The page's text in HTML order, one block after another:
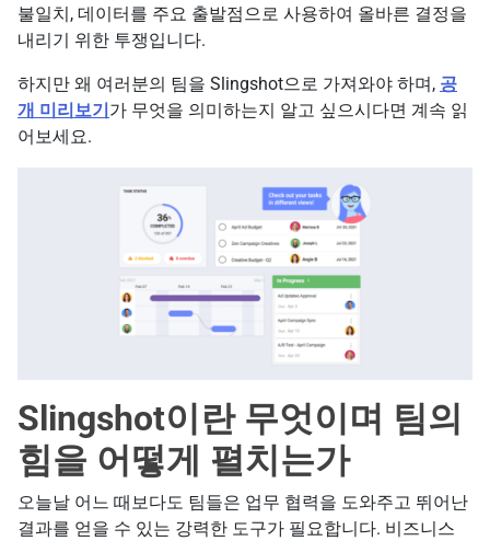
불일치, 데이터를 주요 출발점으로 사용하여 올바른 결정을
내리기 위한 투쟁입니다.
하지만 왜 여러분의 팀을 Slingshot으로 가져와야 하며, 공
개 미리보기 가 무엇을 의미하는지 알고 싶으시다면 계속 읽
어보세요.
Slingshot이란 무엇이며 팀의
힘을 어떻게 펼치는가
오늘날 어느 때보다도 팀들은 업무 협력을 도와주고 뛰어난
결과를 얻을 수 있는 강력한 도구가 필요합니다. 비즈니스